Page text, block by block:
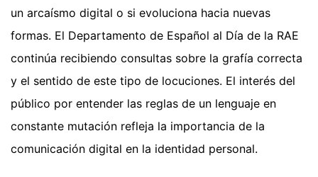
un arcaísmo digital o si evoluciona hacia nuevas
formas. El Departamento de Español al Día de la RAE
continúa recibiendo consultas sobre la grafía correcta
y el sentido de este tipo de locuciones. El interés del
público por entender las reglas de un lenguaje en
constante mutación refleja la importancia de la
comunicación digital en la identidad personal.